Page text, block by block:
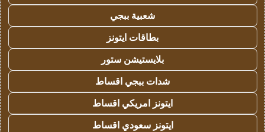
شعبية ببجي
بطاقات ايتونز
بلايستيشن ستور
شدات ببجي اقساط
ايتونز امريكي اقساط
ايتونز سعودي اقساط